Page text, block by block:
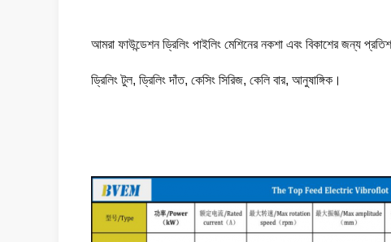
আমরা ফাউন্ডেশন ড্রিলিং পাইলিং মেশিনের নকশা এবং বিকাশের জন্য
ড্রিলিং টুল, ড্রিলিং দাঁত, কেসিং সিরিজ, কেলি বার, আনুষাঙ্গিক।